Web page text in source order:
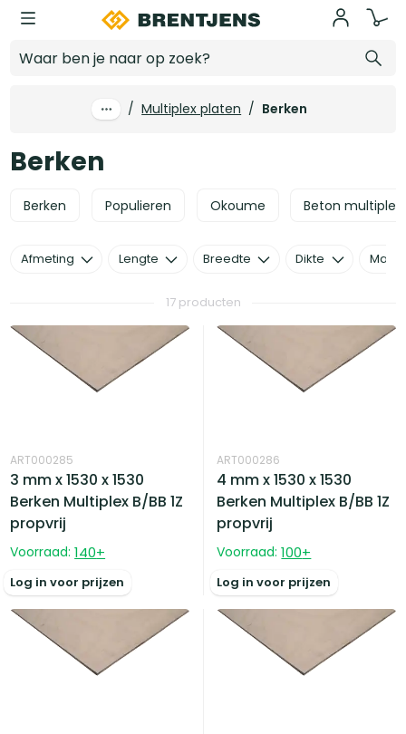
Ga naar hoofdinhoud
/ Multiplex platen / Berken
Berken
Berken Populieren Okoume Beton multiplex
17 producten
ART000285
3 mm x 1530 x 1530
Berken Multiplex B/BB 1Z
propvrij
Voorraad: 140+
Log in voor prijzen
ART000286
4 mm x 1530 x 1530
Berken Multiplex B/BB 1Z
propvrij
Voorraad: 100+
Log in voor prijzen
Afmeting Lengte Breedte Dikte